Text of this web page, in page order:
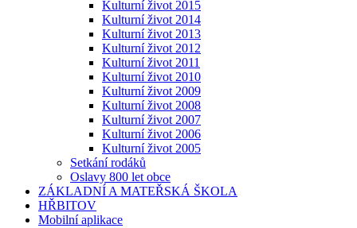
Kulturní život 2015
Kulturní život 2014
Kulturní život 2013
Kulturní život 2012
Kulturní život 2011
Kulturní život 2010
Kulturní život 2009
Kulturní život 2008
Kulturní život 2007
Kulturní život 2006
Kulturní život 2005
Setkání rodáků
Oslavy 800 let obce
ZÁKLADNÍ A MATEŘSKÁ ŠKOLA
HŘBITOV
Mobilní aplikace